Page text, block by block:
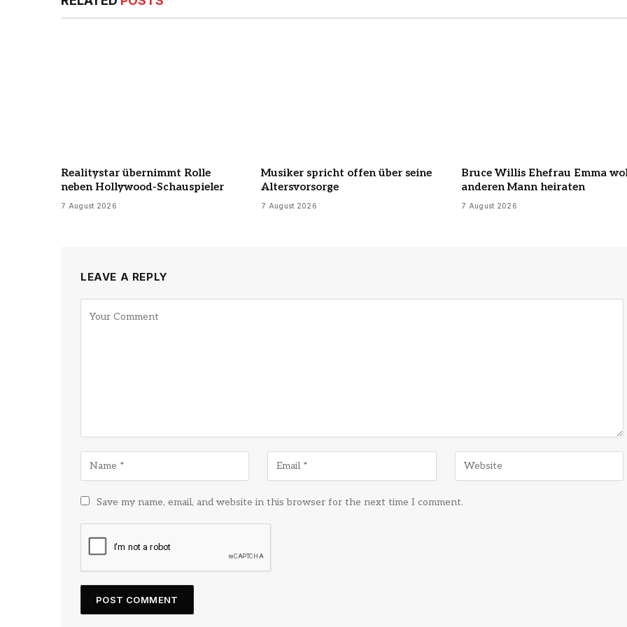
Realitystar übernimmt Rolle
neben Hollywood-Schauspieler
7 August 2026
Musiker spricht offen über seine
Altersvorsorge
7 August 2026
Bruce Willis Ehefrau Emma
anderen Mann heiraten
7 August 2026
LEAVE A REPLY
Save my name, email, and website in this browser for the next time I comment.